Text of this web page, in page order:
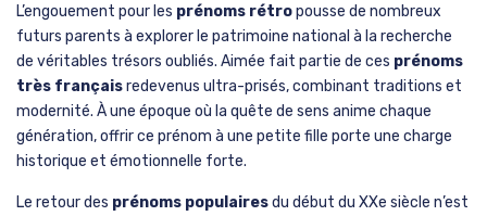
L’engouement pour les prénoms rétropousse de nombreux
futurs parents à explorer le patrimoine national à la recherche
de véritables trésors oubliés. Aimée fait partie de ces prénoms
très françaisredevenus ultra-prisés, combinant traditions et
modernité. À une époque où la quête de sens anime chaque
génération, offrir ce prénom à une petite fille porte une charge
historique et émotionnelle forte.
Le retour des prénoms populairesdu début du XXe siècle n’est